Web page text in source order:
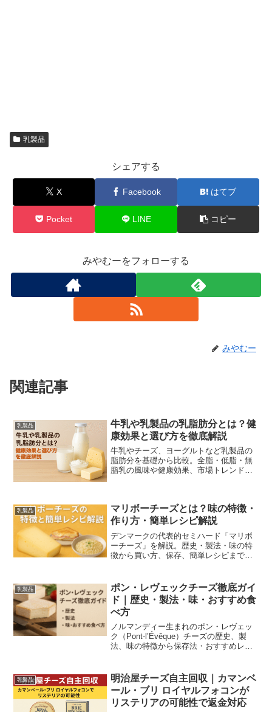
乳製品
シェアする
X Facebook はてブ
Pocket LINE コピー
みやむーをフォローする
みやむー
関連記事
乳製品
牛乳や乳製品の乳脂肪分とは？健
康効果と選び方を徹底解説
牛乳やチーズ、ヨーグルトなど乳製品の
脂肪分を基礎から比較。全脂・低脂・無
脂乳の風味や健康効果、市場トレンドま
乳製品
マリボーチーズとは？味の特徴・
作り方・簡単レシピ解説
デンマークの代表的セミハード「マリボ
ーチーズ」を解説。歴史・製法・味の特
徴から買い方、保存、簡単レシピまで写
乳製品
ポン・レヴェックチーズ徹底ガイ
ド｜歴史・製法・味・おすすめ食
べ方
ノルマンディー生まれのポン・レヴェッ
ク（Pont-l’Évêque）チーズの歴史、製
法、味の特徴から保存法・おすすめレシ
乳製品
明治屋チーズ自主回収｜カマンベ
ール・ブリ ロイヤルフォコンが
リステリアの可能性で返金対応